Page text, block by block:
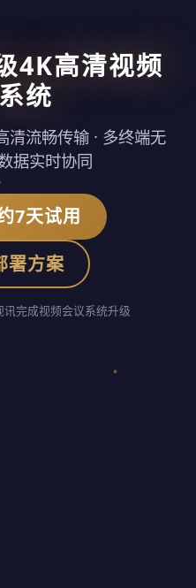
4K高清视频
统
流畅传输 · 多终端无
据实时协同
7天试用
署方案
完成视频会议系统升级